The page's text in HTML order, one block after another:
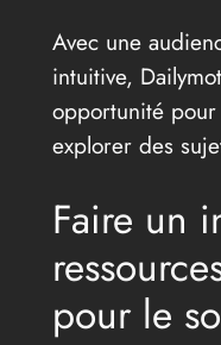
Avec une
intuitive,
opportunité pour
explorer des
Faire un
pour le